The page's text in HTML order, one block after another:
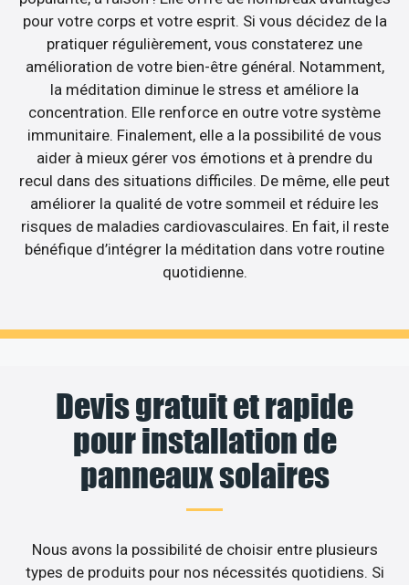
pour votre corps et votre esprit. Si vous décidez de la
pratiquer régulièrement, vous constaterez une
amélioration de votre bien-être général. Notamment,
la méditation diminue le stress et améliore la
concentration. Elle renforce en outre votre système
immunitaire. Finalement, elle a la possibilité de vous
aider à mieux gérer vos émotions et à prendre du
recul dans des situations difficiles. De même, elle peut
améliorer la qualité de votre sommeil et réduire les
risques de maladies cardiovasculaires. En fait, il reste
bénéfique d’intégrer la méditation dans votre routine
quotidienne.
Devis gratuit et rapide
pour installation de
panneaux solaires
Nous avons la possibilité de choisir entre plusieurs
types de produits pour nos nécessités quotidiens. Si